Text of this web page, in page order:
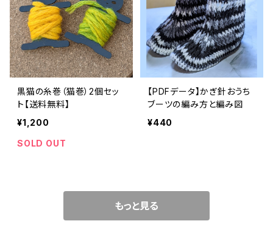
黒猫の糸巻（猫巻）2個セッ
ト【送料無料】
¥1,200
SOLD OUT
【PDFデータ】かぎ針おうち
ブーツの編み方と編み図
¥440
もっと見る